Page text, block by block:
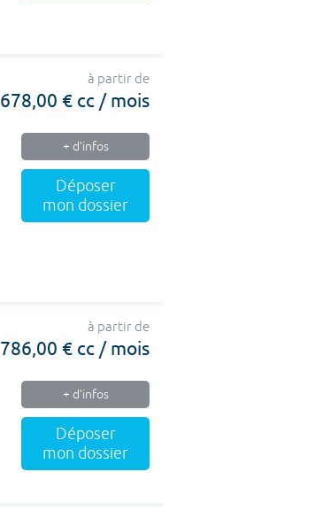
à partir de
678,00 € cc / mois
+ d'infos
Déposer
mon dossier
à partir de
786,00 € cc / mois
+ d'infos
Déposer
mon dossier